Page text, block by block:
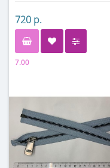
720 р.
7.00